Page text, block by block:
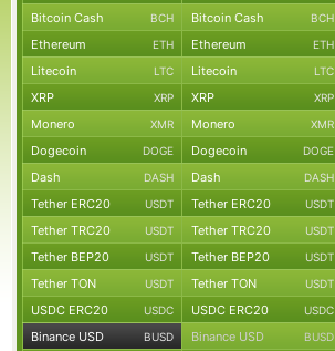
Bitcoin Cash BCH Bitcoin Cash BCH
Ethereum ETH Ethereum ETH
Litecoin LTC Litecoin LTC
XRP XRP XRP XRP
Monero XMR Monero XMR
Dogecoin DOGE Dogecoin DOGE
Dash DASH Dash DASH
Tether ERC20 USDT Tether ERC20 USDT
Tether TRC20 USDT Tether TRC20 USDT
Tether BEP20 USDT Tether BEP20 USDT
Tether TON USDT Tether TON USDT
USDC ERC20 USDC USDC ERC20 USDC
Binance USD BUSD Binance USD BUSD